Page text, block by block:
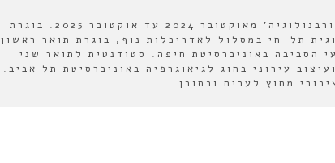
עורכת משנה ב'אורבנולוגיה' מאוקטובר 2024 עד אוקטובר 2025. בוגרת
תל-חי במסלול לאדריכלות נוף, בוגרת תואר ראשון
הסביבה באוניברסיטת חיפה. סטודנטית לתואר שני
עירוני בחוג לגיאוגרפיה באוניברסיטת תל אביב.
מחוץ לערים ובתוכן.